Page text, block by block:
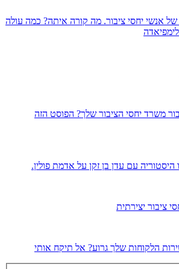
אנשי יחסי ציבור. מה קורה איתה? כמה עולה
משרד יחסי הציבור שלך? הפוסט הזה
עם עדן בן זקן על אדמת פולין.
הלקוחות שלך גרוע? אל תיקח אותי